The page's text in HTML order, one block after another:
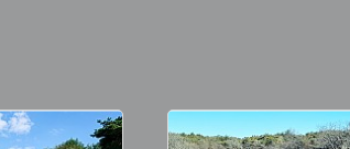
동 가볼만한곳